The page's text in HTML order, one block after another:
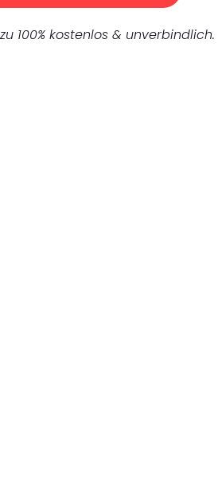
100% kostenlos & unverbindlich.